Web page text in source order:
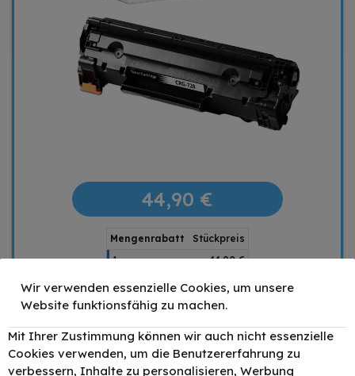
44,90 €
Mengenrabatt
Stückpreis
1
44,90 €
42,65 €
4 40,41 € - 10%
6 38,16 € - 15%
– +
Wir verwenden essenzielle Cookies, um unsere
Website funktionsfähig zu machen.
Mit Ihrer Zustimmung können wir auch nicht essenzielle
Cookies verwenden, um die Benutzererfahrung zu
verbessern, Inhalte zu personalisieren, Werbung